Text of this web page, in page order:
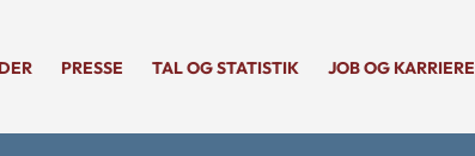
PRESSE TAL OG STATISTIK JOB OG KARRIERE